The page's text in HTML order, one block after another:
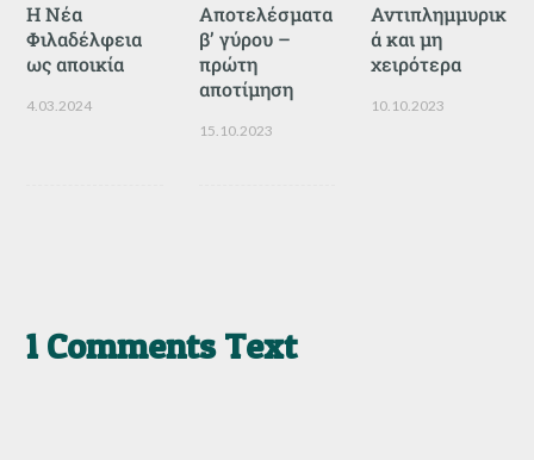
Η Νέα
Φιλαδέλφεια
ως αποικία
4.03.2024
Αποτελέσματα
β’ γύρου –
πρώτη
αποτίμηση
15.10.2023
Αντιπλημμυρικ
ά και μη
χειρότερα
10.10.2023
1 Comments Text